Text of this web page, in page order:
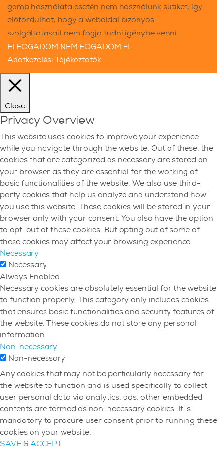
gomb használata esetén nem használunk sütiket, így
előfordulhat, hogy a weboldal bizonyos
szolgáltatásait nem fogja tudni igénybe venni.
ELFOGADOM NEM FOGADOM EL
Adatkezelési Tájékoztatók
Close
Privacy Overview
This website uses cookies to improve your experience
while you navigate through the website. Out of these, the
cookies that are categorized as necessary are stored on
your browser as they are essential for the working of
basic functionalities of the website. We also use third-
party cookies that help us analyze and understand how
you use this website. These cookies will be stored in your
browser only with your consent. You also have the option
to opt-out of these cookies. But opting out of some of
these cookies may affect your browsing experience.
Necessary
Necessary
Always Enabled
Necessary cookies are absolutely essential for the website
to function properly. This category only includes cookies
that ensures basic functionalities and security features of
the website. These cookies do not store any personal
information.
Non-necessary
Non-necessary
Any cookies that may not be particularly necessary for
the website to function and is used specifically to collect
user personal data via analytics, ads, other embedded
contents are termed as non-necessary cookies. It is
mandatory to procure user consent prior to running these
cookies on your website.
SAVE & ACCEPT